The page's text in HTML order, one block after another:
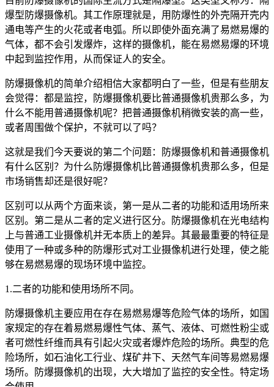
爆型防爆摄像机。其工作原理就是，用防爆性的外壳隔开壳内
通电等产生的火花或者电弧。所以即使外面充满了易燃易爆的
气体，都不会引发爆炸，这样的摄像机，能在易燃易爆的环境
中起到监控作用，从而保证人的安全。
防爆摄像机的简单介绍相信大家都明白了一些，但是有些朋友
会觉得：都是监控，防爆摄像机要比普通摄像机贵那么多，为
什么不能用普通摄像机呢？把普通摄像机稍微安装的高一些，
或者周围做个保护，不就可以了吗？
这就是我们今天要说的第二个问题：防爆摄像机和普通摄像机
有什么区别？为什么防爆摄像机比普通摄像机贵那么多，但是
市场销售却还是很好呢？
区别可以从两个方面来谈，第一是从二者的功能和适用场所来
区别。第二是从二者的定义进行区分。防爆摄像机在光电结构
上与普通工业摄像机并无本质上的差异。其最最重要的特征是
使用了一种或多种的防爆形式对工业摄像机进行处理，使之能
够在易燃易爆的现场环境中监控。
1.二者的功能和使用场所不同。
防爆摄像机主要应用在存在易燃易爆等危险气体的场所，如国
家规定的存在着易燃易爆性气体、蒸气、液体、可燃性粉尘或
者可燃性纤维而具有引起火灾或者爆炸危险的场所。典型的危
险场所，如石油化工行业、煤矿井下、天然气车间等易燃易爆
场所。防爆摄像机的出现，大大增加了监控的安全性。特定场